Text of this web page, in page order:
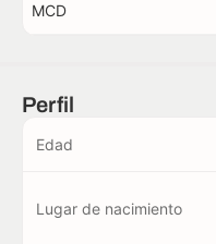
MCD
Perfil
Edad
Lugar de nacimiento